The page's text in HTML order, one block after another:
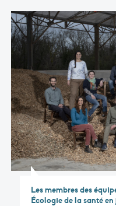
Les membres des
Écologie de la santé